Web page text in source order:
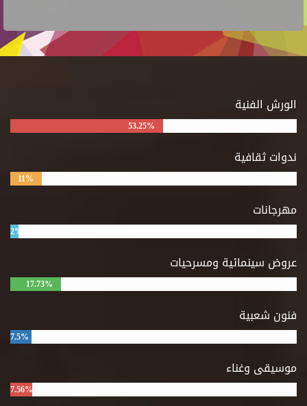
الورش الفنية
53.25%
ندوات ثقافية
11%
مهرجانات
2%
عروض سينمائية ومسرحيات
17.73%
فنون شعبية
7.5%
موسيقى وغناء
7.56%